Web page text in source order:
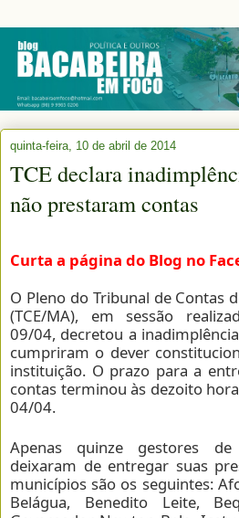
quinta-feira, 10 de abril de 2014
TCE declara
não prestaram contas
Curta a página do Blog no
O Pleno do Tribunal de Contas
(TCE/MA), em sessão
09/04, decretou a
cumpriram o dever
instituição. O prazo para a
contas terminou às dezoito
04/04.
Apenas quinze gestores de
deixaram de entregar suas
municípios são os seguintes:
Belágua, Benedito Leite,